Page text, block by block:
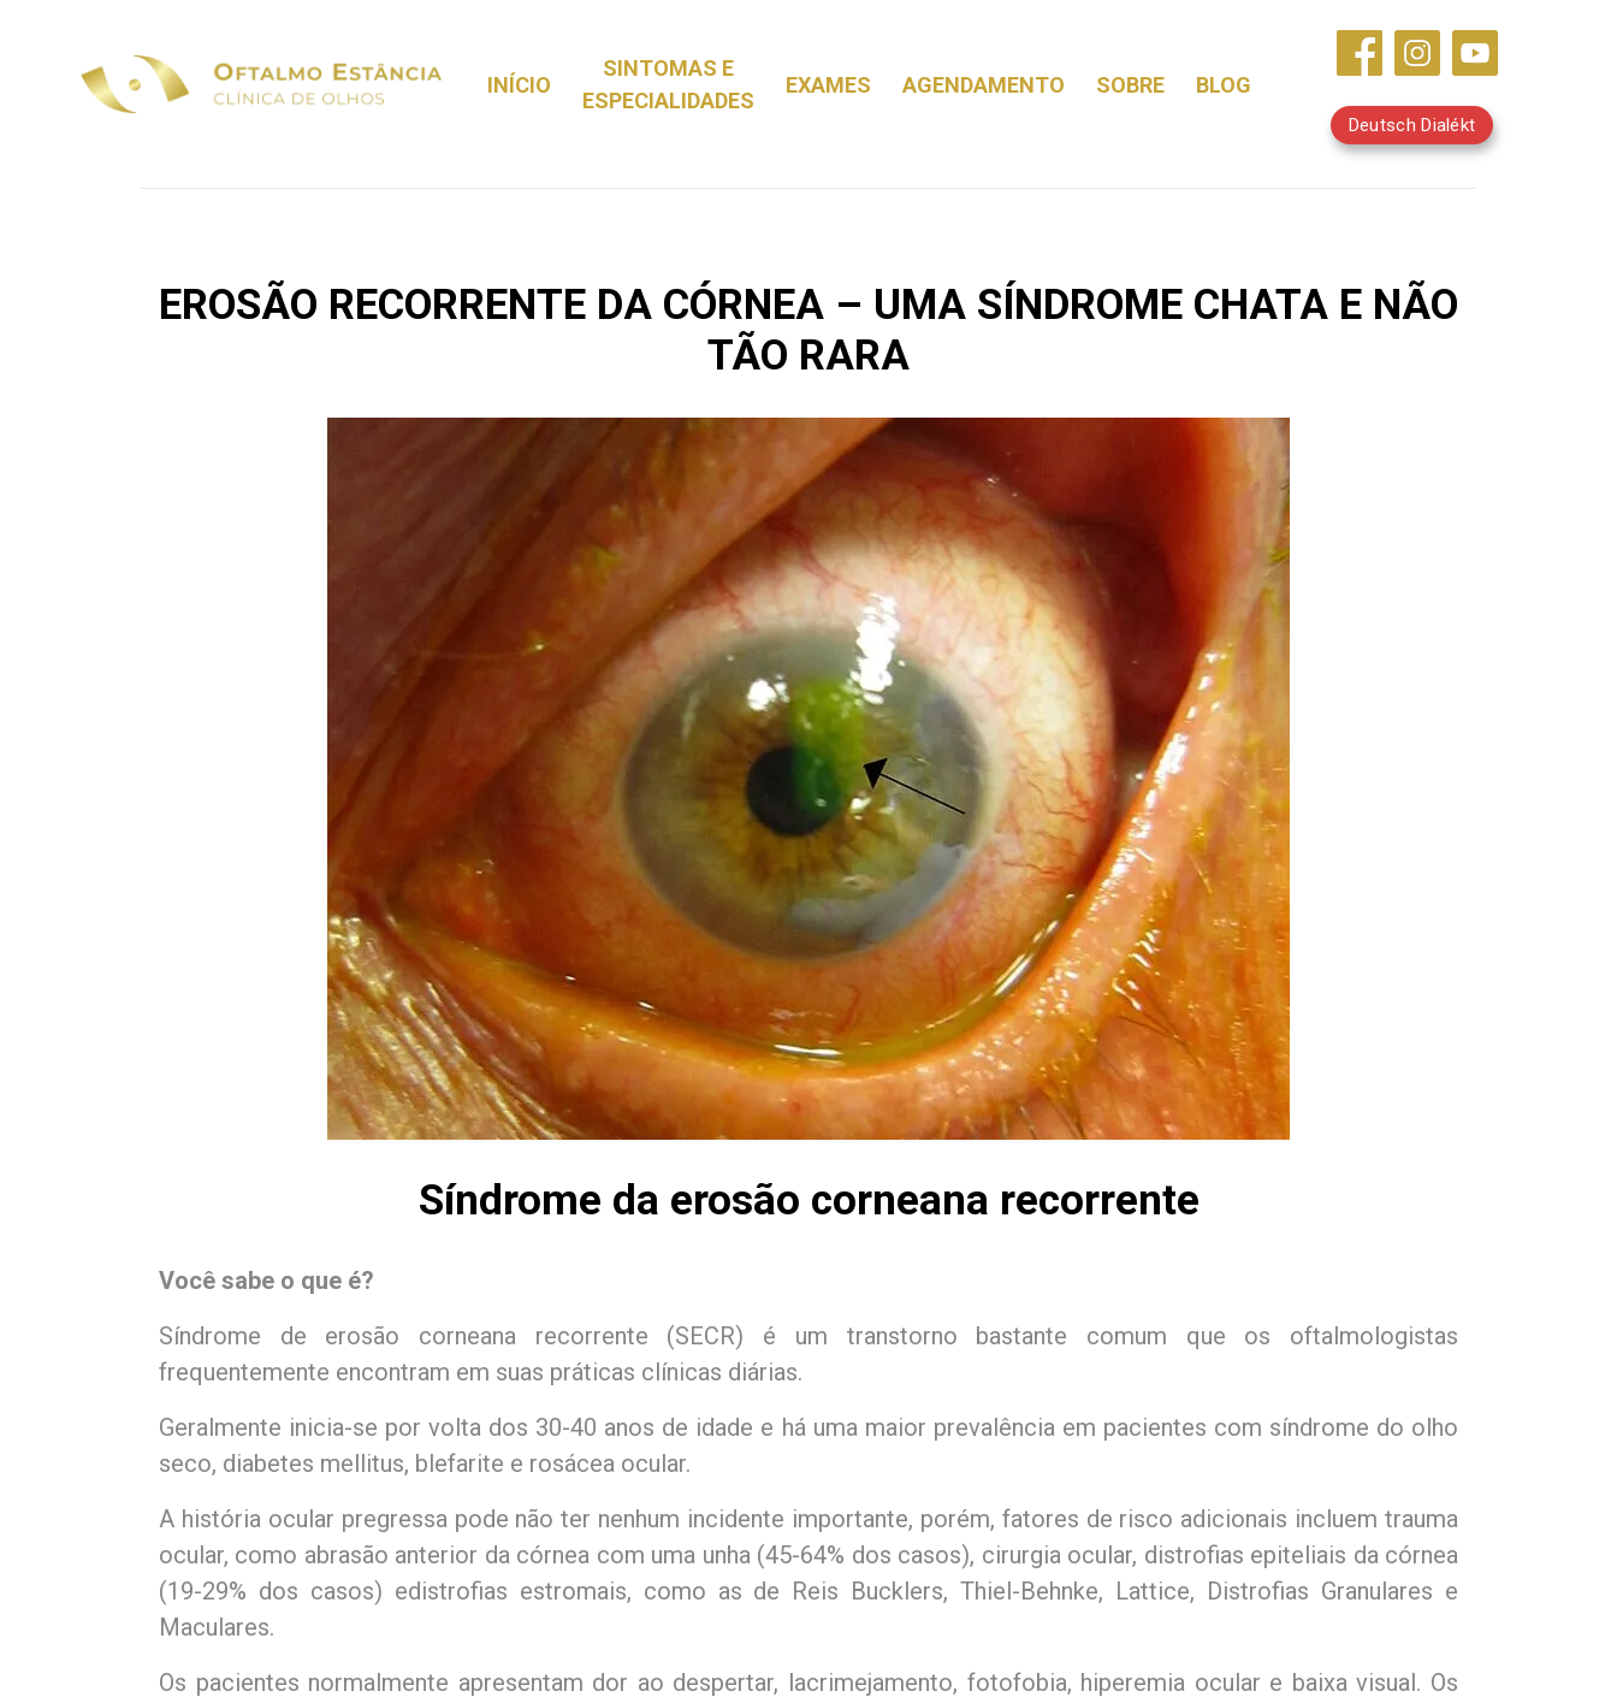
INÍCIO
SINTOMAS E
ESPECIALIDADES
EXAMES AGENDAMENTO SOBRE BLOG
Deutsch Dialékt
EROSÃO RECORRENTE DA CÓRNEA – UMA SÍNDROME CHATA E NÃO
TÃO RARA
Síndrome da erosão corneana recorrente
Você sabe o que é?
Síndrome de erosão corneana recorrente (SECR) é um transtorno bastante comum que os oftalmologistas
frequentemente encontram em suas práticas clínicas diárias.
Geralmente inicia-se por volta dos 30-40 anos de idade e há uma maior prevalência em pacientes com síndrome do olho
seco, diabetes mellitus, blefarite e rosácea ocular.
A história ocular pregressa pode não ter nenhum incidente importante, porém, fatores de risco adicionais incluem trauma
ocular, como abrasão anterior da córnea com uma unha (45-64% dos casos), cirurgia ocular, distrofias epiteliais da córnea
(19-29% dos casos) edistrofias estromais, como as de Reis Bucklers, Thiel-Behnke, Lattice, Distrofias Granulares e
Maculares.
Os pacientes normalmente apresentam dor ao despertar, lacrimejamento, fotofobia, hiperemia ocular e baixa visual. Os